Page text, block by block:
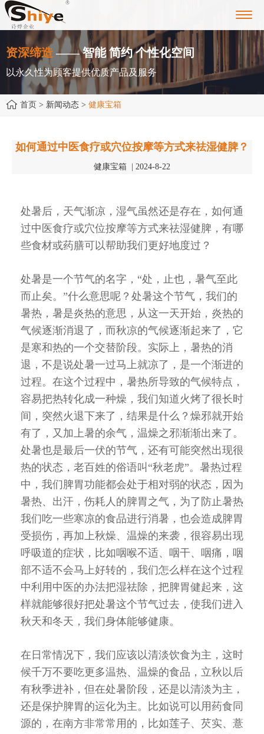
资深缔造 —— 智能 简约 个性化空间
以永久性为顾客提供优质产品及服务
首页 > 新闻动态 > 健康宝箱
如何通过中医食疗或穴位按摩等方式来祛湿健脾？
健康宝箱 | 2024-8-22
处暑后，天气渐凉，湿气虽然还是存在，如何通
过中医食疗或穴位按摩等方式来祛湿健脾，有哪
些食材或药膳可以帮助我们更好地度过？
处暑是一个节气的名字，“处，止也，暑气至此
而止矣。”什么意思呢？处暑这个节气，我们的
暑热，暑是炎热的意思，从这一天开始，炎热的
气候逐渐消退了，而秋凉的气候逐渐起来了，它
是寒和热的一个交替阶段。实际上，暑热的消
退，不是说处暑一过马上就凉了，是一个渐进的
过程。在这个过程中，暑热所导致的气候特点，
容易把热转化成一种燥，我们知道火烤了很长时
间，突然火退下来了，结果是什么？燥邪就开始
有了，又加上暑的余气，温燥之邪渐渐出来了。
处暑也是最后一伏的节气，还有可能突然出现很
热的状态，老百姓的俗语叫“秋老虎”。暑热过程
中，我们脾胃功能都会处于相对弱的状态，因为
暑热、出汗，伤耗人的脾胃之气，为了防止暑热
我们吃一些寒凉的食品进行消暑，也会造成脾胃
受损伤，再加上秋燥、温燥的来袭，很容易出现
呼吸道的症状，比如咽喉不适、咽干、咽痛，咽
部不适不会马上好转的，我们怎么样在这个过程
中利用中医的办法把湿祛除，把脾胃健起来，这
样就能够很好把处暑这个节气过去，使我们进入
秋天和冬天，我们身体能够健康。
在日常情况下，我们应该以清淡饮食为主，这时
候千万不要吃更多温热、温燥的食品，立秋以后
有秋季进补，但在处暑阶段，还是以清淡为主，
还是保护脾胃的运化为主。比如说可以用药食同
源的，在南方非常常用的，比如莲子、芡实、薏